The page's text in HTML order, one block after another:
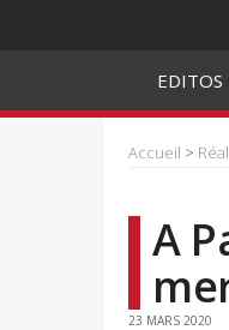
EDITOS
Accueil >
A
23 MARS 2020